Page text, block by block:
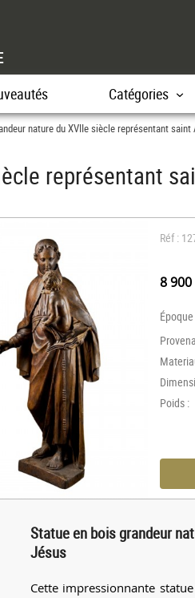
Catégories
nature du XVIIe siècle représentant
représentant
Réf :
8 900
Poids :
Statue en bois grandeur
Jésus
Cette impressionnante